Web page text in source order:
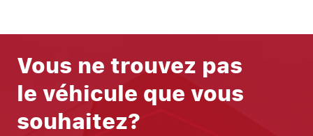
Vous ne trouvez pas
le véhicule que vous
souhaitez?